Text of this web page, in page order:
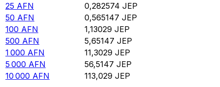
25 AFN 0,282574 JEP
50 AFN 0,565147 JEP
100 AFN 1,13029 JEP
500 AFN 5,65147 JEP
1 000 AFN 11,3029 JEP
5 000 AFN 56,5147 JEP
10 000 AFN 113,029 JEP